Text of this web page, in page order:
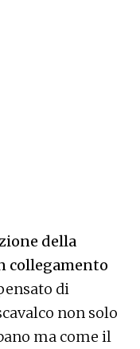
della
collegamento
di
non solo
ma come il